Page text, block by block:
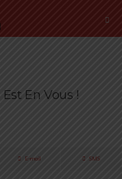
En Vous !
E-mail SMS